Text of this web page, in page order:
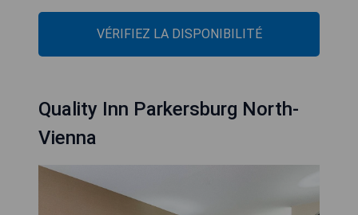
VÉRIFIEZ LA DISPONIBILITÉ
Quality Inn Parkersburg North-
Vienna